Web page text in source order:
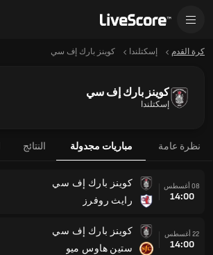
كرة القدم إسكتلندا كوينز بارك إف سي
كوينز بارك إف سي
إسكتلندا
نظرة عامة مباريات مجدولة النتائج
08 أغسطس
14:00
كوينز بارك إف سي
رايث روفرز
22 أغسطس
14:00
كوينز بارك إف سي
ستين هاوس ميو